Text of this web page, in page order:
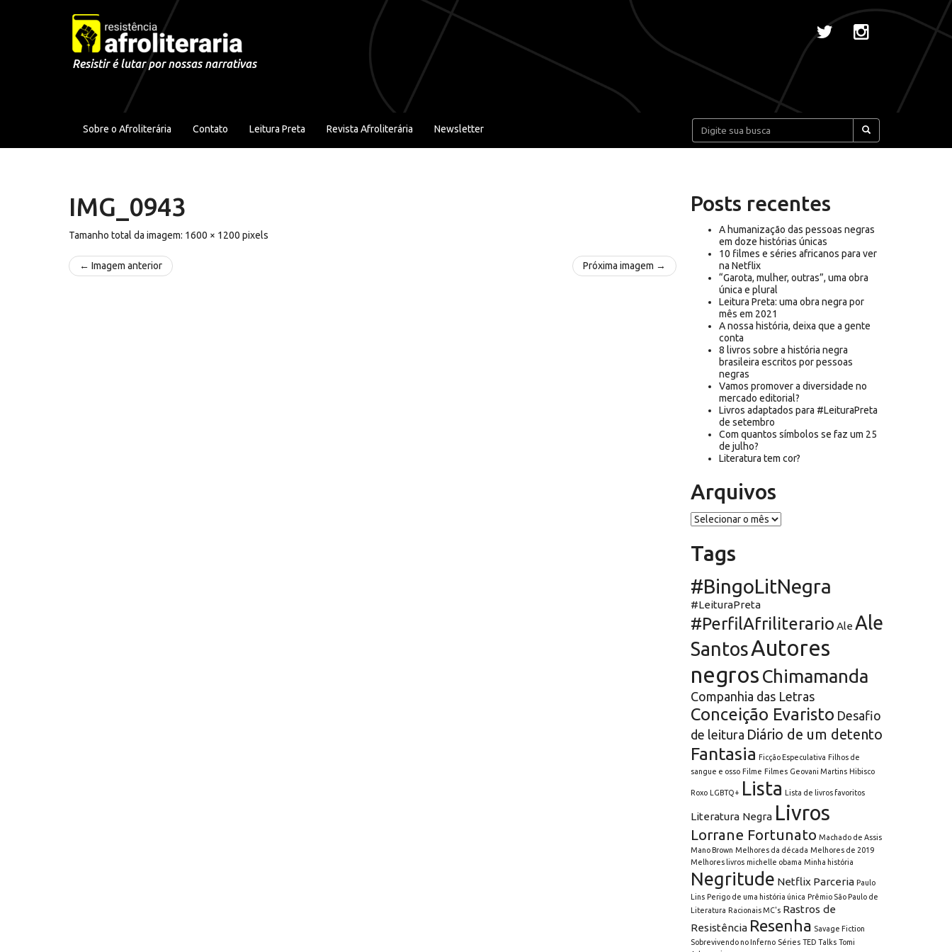
Pular para o conteúdo
Resistir é lutar por nossas narrativas
Sobre o Afroliterária Contato Leitura Preta Revista Afroliterária Newsletter Pesquisar:
IMG_0943
Tamanho total da imagem: 1600 × 1200 pixels
← Imagem anterior Próxima imagem →
Posts recentes
A humanização das pessoas negras
em doze histórias únicas
10 filmes e séries africanos para ver
na Netflix
“Garota, mulher, outras”, uma obra
única e plural
Leitura Preta: uma obra negra por
mês em 2021
A nossa história, deixa que a gente
conta
8 livros sobre a história negra
brasileira escritos por pessoas
negras
Vamos promover a diversidade no
mercado editorial?
Livros adaptados para #LeituraPreta
de setembro
Com quantos símbolos se faz um 25
de julho?
Literatura tem cor?
Arquivos
Arquivos
Tags
#BingoLitNegra
#LeituraPreta
#PerfilAfriliterario Ale Ale
SantosAutores
negros Chimamanda
Companhia das Letras
Conceição Evaristo Desafio
de leitura Diário de um detento
Fantasia Ficção Especulativa Filhos de
sangue e osso Filme Filmes Geovani Martins Hibisco
Roxo LGBTQ+ Lista Lista de livros favoritos
Literatura Negra Livros
Lorrane Fortunato Machado de Assis
Mano Brown Melhores da década Melhores de 2019
Melhores livros michelle obama Minha história
Negritude Netflix Parceria Paulo
Lins Perigo de uma história única Prêmio São Paulo de
Literatura Racionais MC's Rastros de
Resistência Resenha Savage Fiction
Sobrevivendo no Inferno Séries TED Talks Tomi